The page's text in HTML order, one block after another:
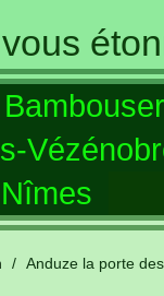
Nîmes
/ Anduze la porte